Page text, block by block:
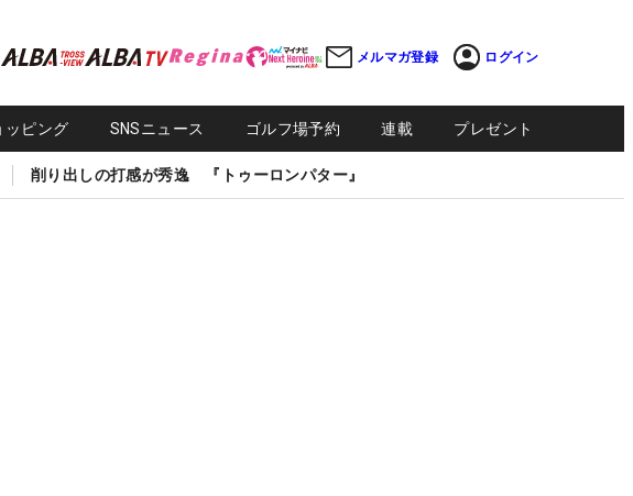
メルマガ登録 ログイン
ッピング SNSニュース ゴルフ場予約 連載 プレゼント
削り出しの打感が秀逸 『トゥーロンパター』